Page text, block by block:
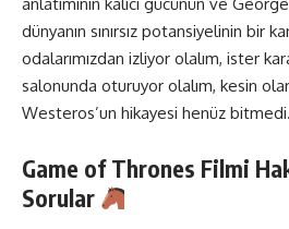
dünyanın sınırsız potansiyelinin bir
odalarımızdan izliyor olalım, ister
salonunda oturuyor olalım, kesin
Westeros’un hikayesi henüz bitmedi.
Game of Thrones Filmi
Sorular